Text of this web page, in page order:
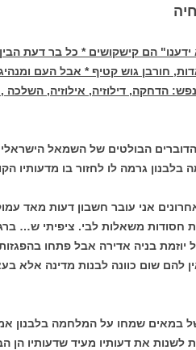
הם קישקושים * כל בר דעת
חורבן גוש קטיף * אבל העם
הדחקה, דילוזיה, אילוזיה,
הבולטים של השמאל הישראלי,
גרמה לו לחזור בו מדעותיו
אני עובר חשבון דעות מאד
חסודות משאלות לבי. ציפיתי ש…
יוזמת בניה אדירה אבל פתחו
להם שום כוונה לבנות מדינה אלא
שמחו על המלחמה בלבנון
לשנות את דעותיו מעיד שדעותיו הן